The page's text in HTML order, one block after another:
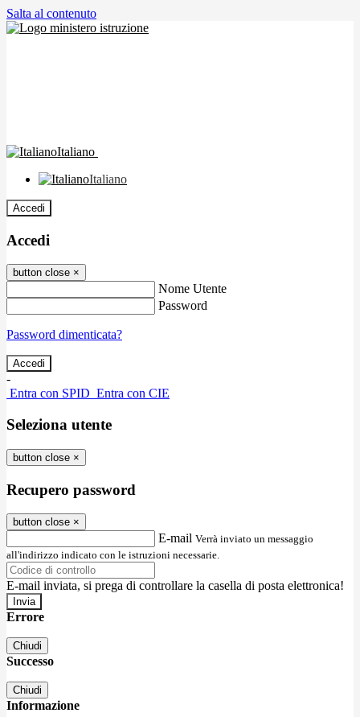
Salta al contenuto
Italiano
Italiano
Accedi
Accedi
button close ×
Nome Utente
Password
Password dimenticata?
-
Entra con SPID Entra con CIE
Seleziona utente
button close ×
Recupero password
button close ×
E-mail Verrà inviato un messaggio
all'indirizzo indicato con le istruzioni necessarie.
E-mail inviata, si prega di controllare la casella di posta elettronica!
Errore
Chiudi
Successo
Chiudi
Informazione